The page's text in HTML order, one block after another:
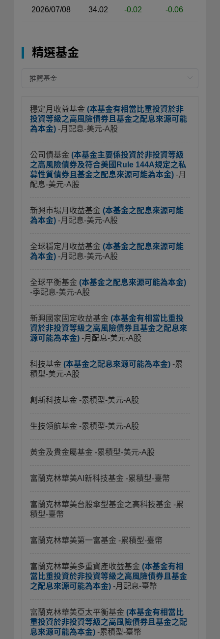
2026/07/08 34.02 -0.02 -0.06
精選基金
穩定月收益基金 (本基金有相當比重投資於非
投資等級之高風險債券且基金之配息來源可能
為本金) -月配息-美元-A股
公司債基金 (本基金主要係投資於非投資等級
之高風險債券及符合美國Rule 144A規定之私
募性質債券且基金之配息來源可能為本金) -月
配息-美元-A股
新興市場月收益基金 (本基金之配息來源可能
為本金) -月配息-美元-A股
全球穩定月收益基金 (本基金之配息來源可能
為本金) -月配息-美元-A股
全球平衡基金 (本基金之配息來源可能為本金)
-季配息-美元-A股
新興國家固定收益基金 (本基金有相當比重投
資於非投資等級之高風險債券且基金之配息來
源可能為本金) -月配息-美元-A股
科技基金 (本基金之配息來源可能為本金) -累
積型-美元-A股
創新科技基金 -累積型-美元-A股
生技領航基金 -累積型-美元-A股
黃金及貴金屬基金 -累積型-美元-A股
富蘭克林華美AI新科技基金 -累積型-臺幣
富蘭克林華美台股傘型基金之高科技基金 -累
積型-臺幣
富蘭克林華美第一富基金 -累積型-臺幣
富蘭克林華美多重資產收益基金 (本基金有相
當比重投資於非投資等級之高風險債券且基金
之配息來源可能為本金) -月配息-臺幣
富蘭克林華美亞太平衡基金 (本基金有相當比
重投資於非投資等級之高風險債券且基金之配
息來源可能為本金) -累積型-臺幣